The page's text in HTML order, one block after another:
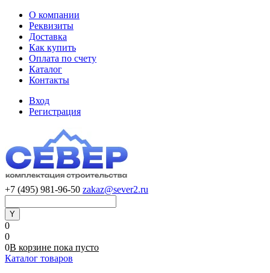
О компании
Реквизиты
Доставка
Как купить
Оплата по счету
Каталог
Контакты
Вход
Регистрация
+7 (495) 981-96-50 zakaz@sever2.ru
0
0
0В корзине пока пусто
Каталог товаров